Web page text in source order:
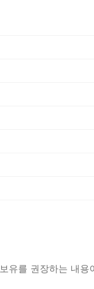
유를 권장하는 내용